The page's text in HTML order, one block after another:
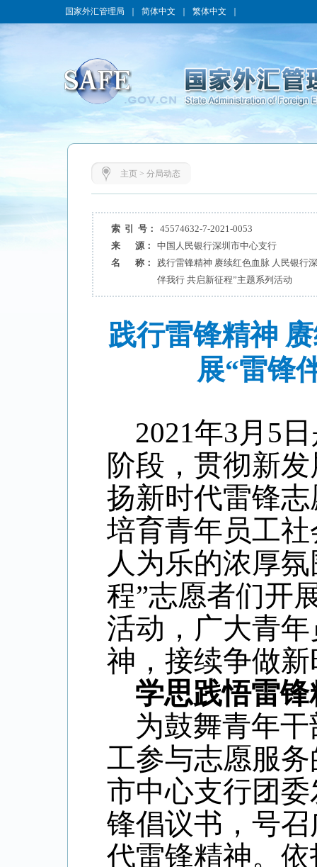
国家外汇管理局 简体中文 繁体中文
主页> 分局动态
索 引 号：
45574632-7-2021-0053
来 源：
中国人民银行深圳市中心支行
名 称：
践行雷锋精神 赓续红色血脉 人民银行
伴我行 共启新征程”主题系列活动
践行雷锋精神
展“雷锋
2021年3月5
阶段，贯彻新
扬新时代雷锋
培育青年员工
人为乐的浓厚
程”志愿者们开
活动，广大青
神，接续争做
学思践悟雷
为鼓舞青年
工参与志愿服
市中心支行团
锋倡议书，号
代雷锋精神。